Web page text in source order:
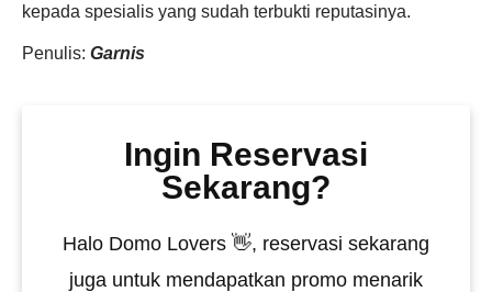
kepada spesialis yang sudah terbukti reputasinya.
Penulis: Garnis
Ingin Reservasi
Sekarang?
Halo Domo Lovers 👋, reservasi sekarang
juga untuk mendapatkan promo menarik